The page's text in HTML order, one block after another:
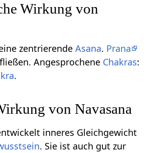
Wirkung von
zentrierendeAsana. Prana
Angesprochene Chakras:
.
von Navasana
inneres Gleichgewicht
. Sie ist auch gut zur